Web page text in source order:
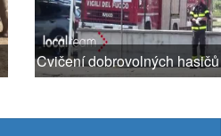
Cvičení dobrovolných hasičů